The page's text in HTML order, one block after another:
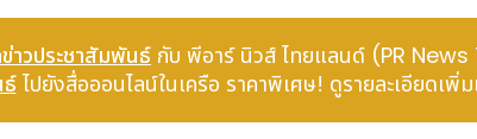
Fashion Show เครื่องเพชรจาก Marigold Jewelry มูล
มไปถึงอัญมณี ต่างหูทับทิม จี้สร้อยคอพลอยไพลิน สร้อยคอเรนโ
เป็นร้านที่ขายบนแพลตฟอร์มออนไลน์ ทั้ง
าวประชาสัมพันธ์ กับ พีอาร์ นิวส์ ไทยแลนด์ (PR
ไปยังสื่อออนไลน์ในเครือ ราคาพิเศษ! ดูรายละเอียดเพิ่ม